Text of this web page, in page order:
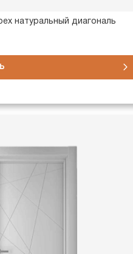
натуральный диагональ